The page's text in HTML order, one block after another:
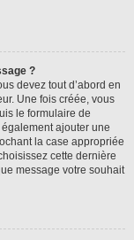
?
devez tout d’abord en
Une fois créée, vous
le formulaire de
ajouter une
la case appropriée
cette dernière
message votre souhait